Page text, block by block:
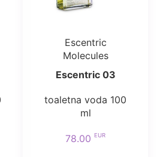
Escentric
Molecules
Escentric 03
toaletna voda 100
ml
78.00 EUR